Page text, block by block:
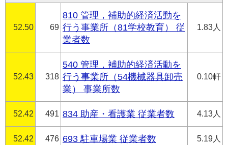
52.50 69
810 管理，補助的経済活動を
行う事業所（81学校教育） 従
業者数
1.83人
52.43 318
540 管理，補助的経済活動を
行う事業所（54機械器具卸売
業） 事業所数
0.10軒
52.42 491 834 助産・看護業 従業者数 4.13人
52.42 476 693 駐車場業 従業者数 5.19人